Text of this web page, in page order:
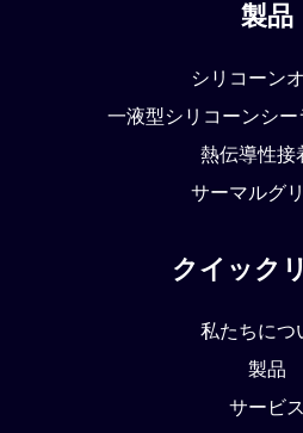
製品
シリコーン
一液型シリコーンシー
熱伝導性接
サーマルグ
クイック
私たちにつ
製品
サービス